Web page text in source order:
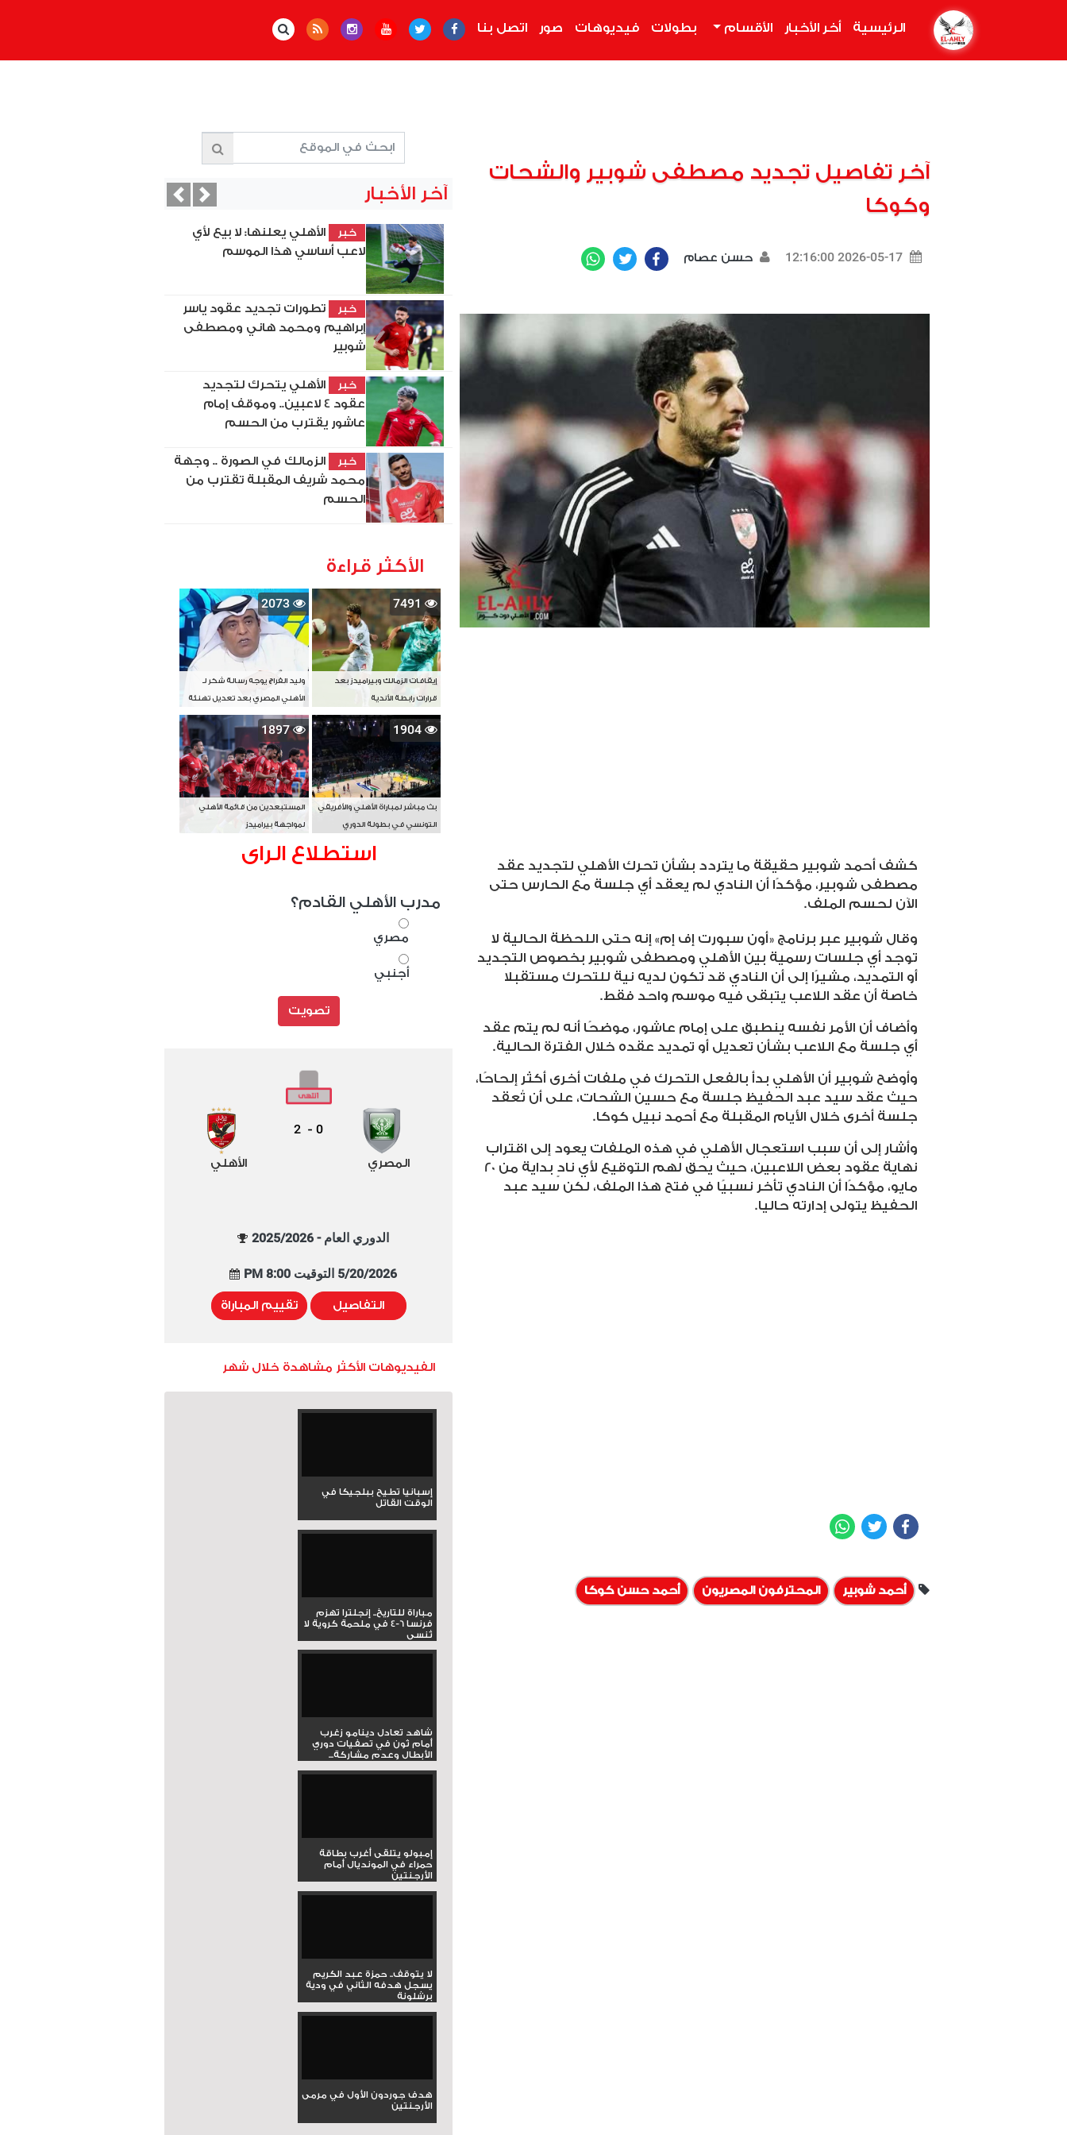
الرئيسية أخر الأخبار الأقسام بطولات فيديوهات صور اتصل بنا
آخر تفاصيل تجديد مصطفى شوبير والشحات
وكوكا
2026-05-17 12:16:00 حسن عصام Facebook
Twitter
كشف أحمد شوبير حقيقة ما يتردد بشأن تحرك الأهلي لتجديد عقد
مصطفى شوبير، مؤكدًا أن النادي لم يعقد أي جلسة مع الحارس حتى
الآن لحسم الملف.
وقال شوبير عبر برنامج «أون سبورت إف إم» إنه حتى اللحظة الحالية لا
توجد أي جلسات رسمية بين الأهلي ومصطفى شوبير بخصوص التجديد
أو التمديد، مشيرًا إلى أن النادي قد تكون لديه نية للتحرك مستقبلا
خاصة أن عقد اللاعب يتبقى فيه موسم واحد فقط.
وأضاف أن الأمر نفسه ينطبق على إمام عاشور، موضحًا أنه لم يتم عقد
أي جلسة مع اللاعب بشأن تعديل أو تمديد عقده خلال الفترة الحالية.
وأوضح شوبير أن الأهلي بدأ بالفعل التحرك في ملفات أخرى أكثر إلحاحًا،
حيث عقد سيد عبد الحفيظ جلسة مع حسين الشحات، على أن تُعقد
جلسة أخرى خلال الأيام المقبلة مع أحمد نبيل كوكا.
وأشار إلى أن سبب استعجال الأهلي في هذه الملفات يعود إلى اقتراب
نهاية عقود بعض اللاعبين، حيث يحق لهم التوقيع لأي نادٍ بداية من 20
مايو، مؤكدًا أن النادي تأخر نسبيًا في فتح هذا الملف، لكن سيد عبد
الحفيظ يتولى إدارته حاليا.
Facebook
Twitter
أحمد شوبير المحترفون المصريون أحمد حسن كوكا
آخر الأخبار
خبر
الأهلي يعلنها: لا بيع لأي
لاعب أساسي هذا الموسم
خبر
تطورات تجديد عقود ياسر
إبراهيم ومحمد هاني ومصطفى
شوبير
خبر
الأهلي يتحرك لتجديد
عقود 4 لاعبين.. وموقف إمام
عاشور يقترب من الحسم
خبر
الزمالك في الصورة .. وجهة
محمد شريف المقبلة تقترب من
الحسم
PreviousNext
الأكثر قراءة
7491
إيقافات الزمالك وبيراميدز بعد
قرارات رابطة الأندية
2073
وليد الفراج يوجه رسالة شكر لـ
الأهلي المصري بعد تعديل تهنئة
بطل آسيا
1904
بث مباشر لمباراة الأهلي والأفريقي
التونسي في بطولة الدوري
1897
المستبعدين من قائمة الأهلي
لمواجهة بيراميدز
استطلاع الراى
مدرب الأهلي القادم؟
مصري
أجنبي
تصويت
المصري
0
-
2
الأهلي
الدوري العام - 2025/2026
5/20/2026 التوقيت 8:00 PM
التفاصيل تقييم المباراة
الفيديوهات الأكثر مشاهدة خلال شهر
إسبانيا تطيح ببلجيكا في
الوقت القاتل
مباراة للتاريخ.. إنجلترا تهزم
فرنسا 6-4 في ملحمة كروية لا
تُنسى
شاهد تعادل دينامو زغرب
أمام ثون في تصفيات دوري
الأبطال وعدم مشاركة...
إمبولو يتلقى أغرب بطاقة
حمراء في المونديال أمام
الأرجنتين
لا يتوقف.. حمزة عبد الكريم
يسجل هدفه الثاني في ودية
برشلونة
هدف جوردون الأول في مرمى
الأرجنتين